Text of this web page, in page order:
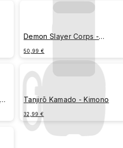
Demon Slayer Corps -
50,99 €
Tanjirō Kamado - Kimono
32,99 €